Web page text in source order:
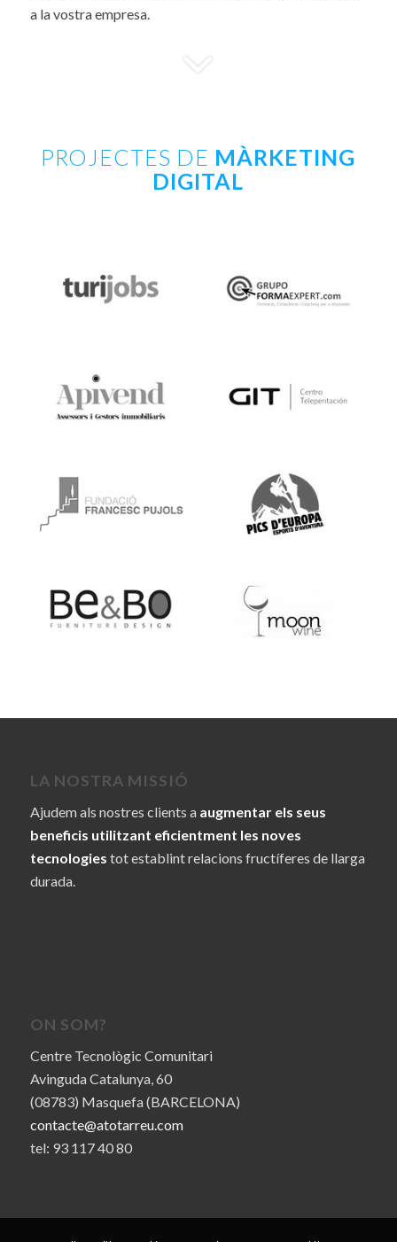
a la vostra empresa.
PROJECTES DE MÀRKETING
DIGITAL
LA NOSTRA MISSIÓ
Ajudem als nostres clients a augmentar els seus
beneficis utilitzant eficientment les noves
tecnologies tot establint relacions fructíferes de llarga
durada.
ON SOM?
Centre Tecnològic Comunitari
Avinguda Catalunya, 60
(08783) Masquefa (BARCELONA)
contacte@atotarreu.com
tel: 93 117 40 80